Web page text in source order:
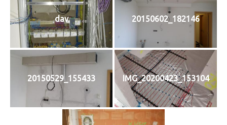
dav 20150602_182146
20150529_155433 IMG_20200423_153104